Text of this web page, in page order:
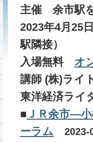
主催 余市
2023年4月25
駅隣接）
入場無料 オ
講師 (株)ライ
東洋経済ラ
■ ＪＲ余市―
ーラム
2023-